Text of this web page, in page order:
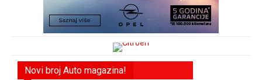
Novi broj Auto magazina!